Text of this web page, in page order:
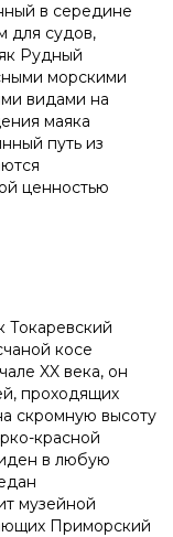
в середине
для судов,
Рудный
морскими
видами на
маяка
путь из
ценностью
Токаревский
косе
XX века, он
проходящих
скромную высоту
красной
в любую
музейной
Приморский